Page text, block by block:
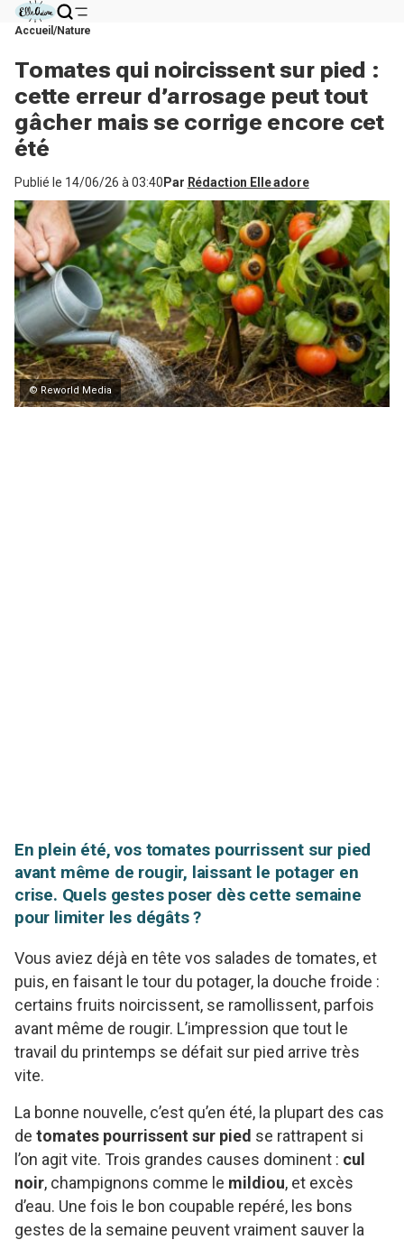
Accueil Nature
Tomates qui noircissent sur pied :
cette erreur d’arrosage peut tout
gâcher mais se corrige encore cet
été
Publié le 14/06/26 à 03:40 Par Rédaction Elle adore
© Reworld Media
En plein été, vos tomates pourrissent sur pied
avant même de rougir, laissant le potager en
crise. Quels gestes poser dès cette semaine
pour limiter les dégâts ?
Vous aviez déjà en tête vos salades de tomates, et
puis, en faisant le tour du potager, la douche froide :
certains fruits noircissent, se ramollissent, parfois
avant même de rougir. L’impression que tout le
travail du printemps se défait sur pied arrive très
vite.
La bonne nouvelle, c’est qu’en été, la plupart des cas
de tomates pourrissent sur pied se rattrapent si
l’on agit vite. Trois grandes causes dominent : cul
noir, champignons comme le mildiou, et excès
d’eau. Une fois le bon coupable repéré, les bons
gestes de la semaine peuvent vraiment sauver la